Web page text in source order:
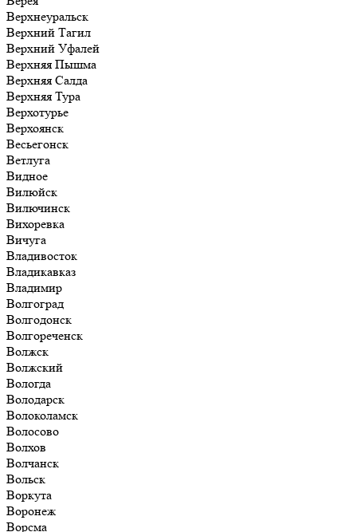
Верхнеуральск
Верхний Тагил
Верхний Уфалей
Верхняя Пышма
Верхняя Салда
Верхняя Тура
Верхотурье
Верхоянск
Весьегонск
Ветлуга
Видное
Вилюйск
Вилючинск
Вихоревка
Вичуга
Владивосток
Владикавказ
Владимир
Волгоград
Волгодонск
Волгореченск
Волжск
Волжский
Вологда
Володарск
Волоколамск
Волосово
Волхов
Волчанск
Вольск
Воркута
Воронеж
Ворсма